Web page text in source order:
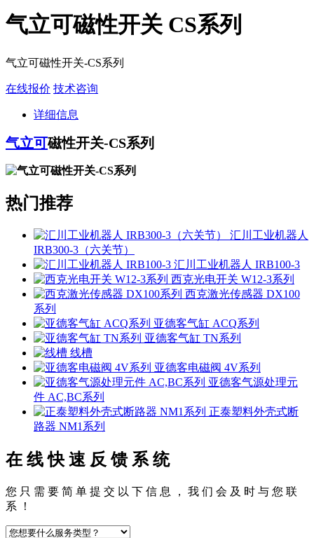
气立可磁性开关 CS系列
气立可磁性开关-CS系列
在线报价 技术咨询
详细信息
气立可磁性开关-CS系列
热门推荐
汇川工业机器人
IRB300-3（六关节）
汇川工业机器人 IRB100-3
西克光电开关 W12-3系列
西克激光传感器 DX100
系列
亚德客气缸 ACQ系列
亚德客气缸 TN系列
线槽
亚德客电磁阀 4V系列
亚德客气源处理元
件 AC,BC系列
正泰塑料外壳式断
路器 NM1系列
在 线 快 速 反 馈 系 统
您 只 需 要 简 单 提 交 以 下 信 息 ， 我 们 会 及 时 与 您 联
系 ！